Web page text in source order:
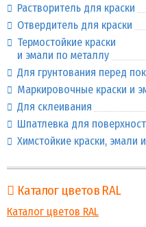
Растворитель для краски
Отвердитель для краски
Термостойкие краски
и эмали по металлу
Для грунтования перед
Маркировочные краски и
Для склеивания
Шпатлевка для
Химстойкие краски, эмали
Каталог цветов RAL
Каталог цветов RAL